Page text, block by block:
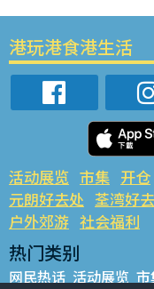
港玩港食港生活
活动展览 市集 开仓
元朗好去处 荃湾好
户外郊游 社会福利
热门类别
网民热话 活动展览 市